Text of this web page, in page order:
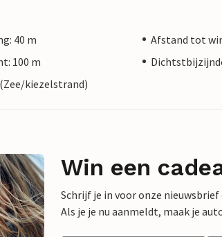
40 m
Afstand tot
100 m
kiezelstrand)
Win een
Schrijf je in voor onze
Als je je nu aanmeldt, maak je